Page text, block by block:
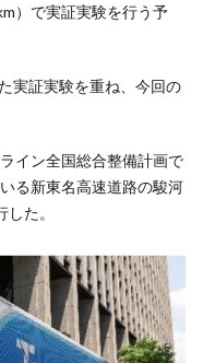
）で実証実験を行う予
実証実験を重ね、今回の
イン全国総合整備計画で
る新東名高速道路の駿河
た。